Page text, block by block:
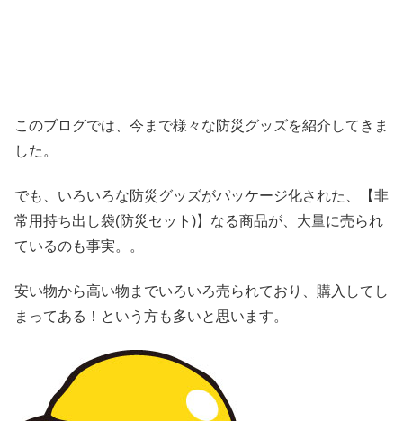
このブログでは、今まで様々な防災グッズを紹介してきま
した。
でも、いろいろな防災グッズがパッケージ化された、【非
常用持ち出し袋(防災セット)】なる商品が、大量に売られ
ているのも事実。。
安い物から高い物までいろいろ売られており、購入してし
まってある！という方も多いと思います。